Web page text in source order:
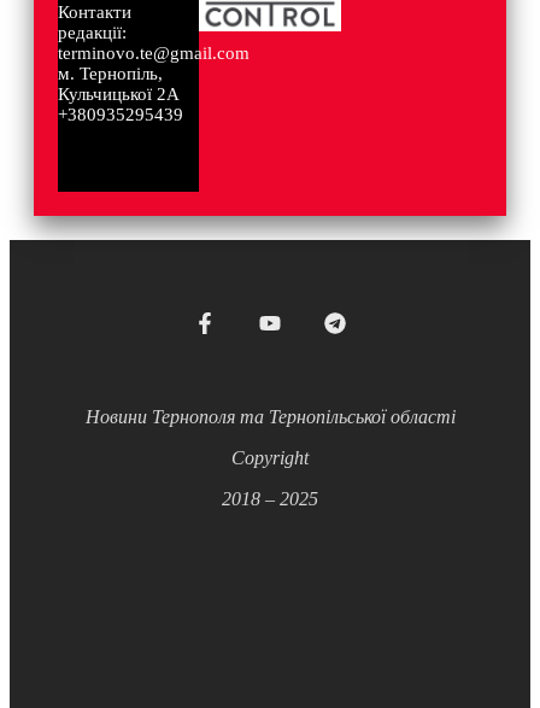
Контакти
редакції:
terminovo.te@gmail.com
м. Тернопіль,
Кульчицької 2А
+380935295439
Новини Тернополя та Тернопільської області
Copyright
2018 – 2025